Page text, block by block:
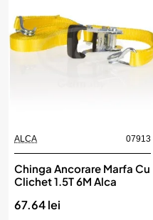
ALCA 07913
Chinga Ancorare Marfa Cu
Clichet 1.5T 6M Alca
67.64 lei